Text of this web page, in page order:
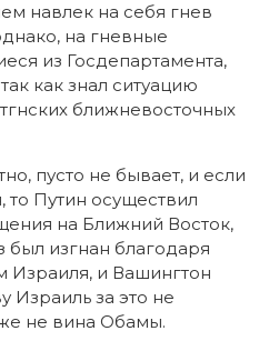
навлек на себя гнев
на гневные
из Госдепартамента,
как знал ситуацию
ближневосточных
пусто не бывает, и если
то Путин осуществил
на Ближний Восток,
был изгнан благодаря
Израиля, и Вашингтон
Израиль за это не
не вина Обамы.